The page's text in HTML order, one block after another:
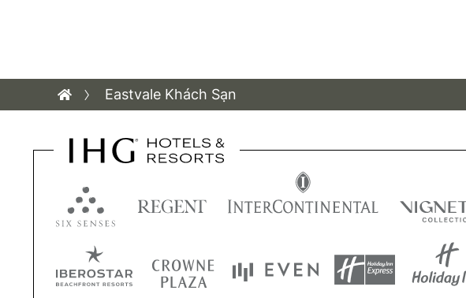
Eastvale Khách Sạn